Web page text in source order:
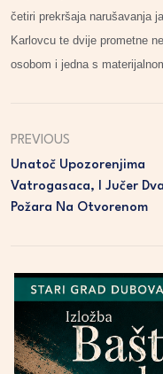
četiri prekršaja narušavanja
Karlovcu te dvije prometne
osobom i jedna s
PREVIOUS
Unatoč Upozorenjima
Vatrogasaca, I Jučer Dva
Požara Na Otvorenom